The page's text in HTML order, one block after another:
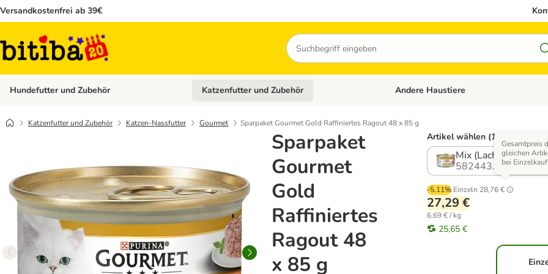
Versandkostenfrei ab 39€
Suchen
Hundefutter und Zubehör Kategorie-Menü öffnen: Hundefutter und Zubehör
Katzenfutter und Zubehör Kategorie-Menü öffnen: Katzenfutter und
Andere Haustiere
Katzenfutter und Zubehör Katzen-Nassfutter Gourmet Sparpaket Gourmet Gold Raffiniertes Ragout 48 x 85 g
Sparpaket
Gourmet
Gold
Raffiniertes
Ragout 48
x 85 g
Artikel wählen (12 Varianten)
Mix (Lachs,
582443.7
-5.11% Einzeln 28,76 €
Gesamtpreis
gleichen
bei Einzelkauf
27,29 €
6,69 € / kg
25,65 €